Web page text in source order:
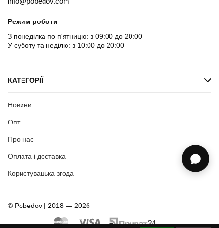
Режим роботи
З понеділка по п'ятницю: з 09:00 до 20:00
У суботу та неділю: з 10:00 до 20:00
КАТЕГОРІЇ
Новини
Опт
Про нас
Оплата і доставка
Користувацька згода
© Pobedov | 2018 — 2026